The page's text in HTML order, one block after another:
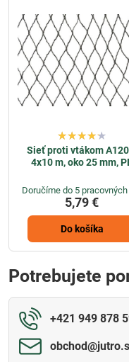
Sieť proti vtákom
4x10 m, oko 25 mm,
Doručíme do 5
5,79 €
Do košíka
Potrebujete
+421 949 878